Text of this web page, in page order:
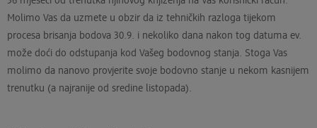
Molimo Vas da uzmete u obzir da iz tehničkih razloga tijekom
procesa brisanja bodova 30.9. i nekoliko dana nakon tog datuma ev.
može doći do odstupanja kod Vašeg bodovnog stanja. Stoga Vas
molimo da nanovo provjerite svoje bodovno stanje u nekom kasnijem
trenutku (a najranije od sredine listopada).